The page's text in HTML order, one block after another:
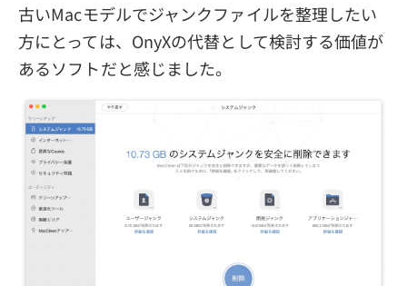
古いMacモデルでジャンクファイルを整理したい
方にとっては、OnyXの代替として検討する価値が
あるソフトだと感じました。